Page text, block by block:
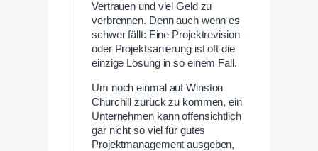
Vertrauen und viel Geld zu
verbrennen. Denn auch wenn es
schwer fällt: Eine Projektrevision
oder Projektsanierung ist oft die
einzige Lösung in so einem Fall.
Um noch einmal auf Winston
Churchill zurück zu kommen, ein
Unternehmen kann offensichtlich
gar nicht so viel für gutes
Projektmanagement ausgeben,